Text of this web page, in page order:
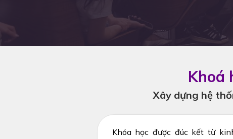
Khoá
Xây dựng hệ
Khóa học được đúc kết từ